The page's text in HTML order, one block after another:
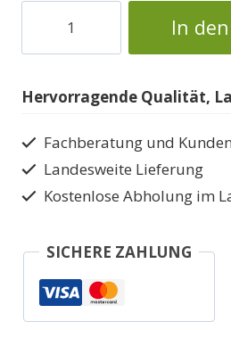
Backblech
Pizzablech
In
Hervorragende Qualität,
Fachberatung und
Landesweite Lieferung
Kostenlose Abholung im
SICHERE ZAHLUNG